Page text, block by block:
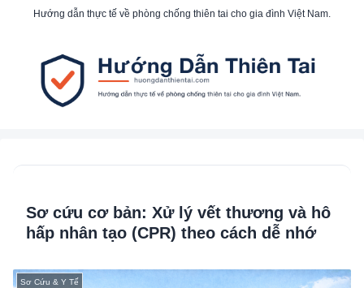
Hướng dẫn thực tế về phòng chống thiên tai cho gia đình Việt Nam.
Sơ cứu cơ bản: Xử lý vết thương và hô
hấp nhân tạo (CPR) theo cách dễ nhớ
Sơ Cứu & Y Tế